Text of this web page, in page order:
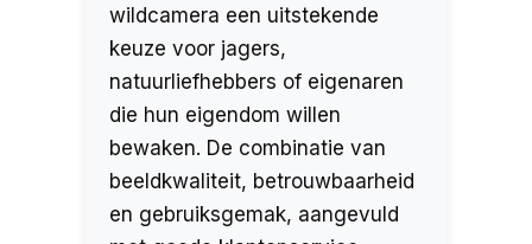
wildcamera een uitstekende
keuze voor jagers,
natuurliefhebbers of eigenaren
die hun eigendom willen
bewaken. De combinatie van
beeldkwaliteit, betrouwbaarheid
en gebruiksgemak, aangevuld